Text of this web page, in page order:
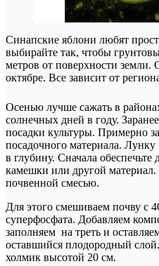
Синапские яблони любят
выбирайте так, чтобы
метров от поверхности
октябре. Все зависит от
Осенью лучше сажать в
солнечных дней в году.
посадки культуры. Примерно
посадочного материала.
в глубину. Сначала
камешки или другой
почвенной смесью.
Для этого смешиваем почву с
суперфосфата. Добавляем
заполняем на треть и
оставшийся плодородный
холмик высотой 20 см.